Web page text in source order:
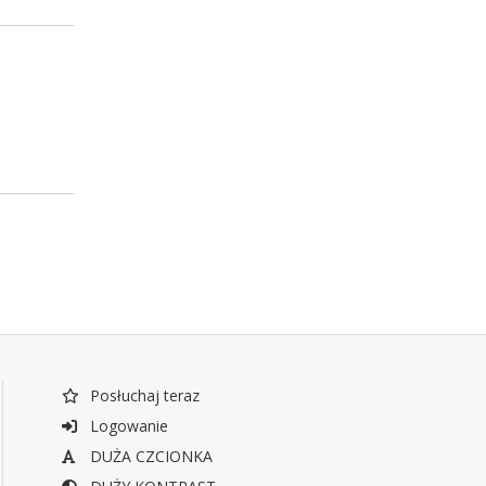
Posłuchaj teraz
Logowanie
DUŻA CZCIONKA